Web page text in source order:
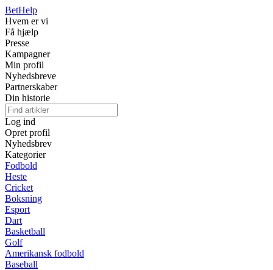
BetHelp
Hvem er vi
Få hjælp
Presse
Kampagner
Min profil
Nyhedsbreve
Partnerskaber
Din historie
Log ind
Opret profil
Nyhedsbrev
Kategorier
Fodbold
Heste
Cricket
Boksning
Esport
Dart
Basketball
Golf
Amerikansk fodbold
Baseball